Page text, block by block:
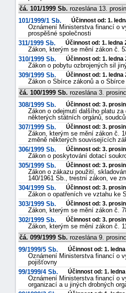
čá. 101/1999 Sb. rozeslána 13.
101/1999/1 Sb.
Účinnost od: 1.
Oznámení Ministerstva financí o
prospěšné společnosti
311/1999 Sb.
Účinnost od: 1. ledna
Zákon, kterým se mění zákon č.
310/1999 Sb.
Účinnost od: 1. ledna
Zákon o pobytu ozbrojených sil
309/1999 Sb.
Účinnost od: 1.
Zákon o Sbírce zákonů a o
čá. 100/1999 Sb. rozeslána 3.
308/1999 Sb.
Účinnost od: 3.
Zákon o odejmutí dalšího platu
některých státních orgánů,
307/1999 Sb.
Účinnost od: 3.
Zákon, kterým se mění zákon č.
změně některých souvisejících
306/1999 Sb.
Účinnost od: 3.
Zákon o poskytování dotací
305/1999 Sb.
Účinnost od: 3.
Zákon o zákazu použití,
140/1961 Sb., trestní zákon, ve
304/1999 Sb.
Účinnost od: 3.
Zákon o opatřeních ve vztahu ke
303/1999 Sb.
Účinnost od: 3.
Zákon, kterým se mění zákon č.
302/1999 Sb.
Účinnost od: 3.
Zákon, kterým se mění zákon č.
čá. 099/1999 Sb. rozeslána 9.
99/1999/5 Sb.
Účinnost od: 1.
Oznámení Ministerstva financí o
pojišťovny
99/1999/4 Sb.
Účinnost od: 1.
Oznámení Ministerstva financí o
organizací a u jiných drobných